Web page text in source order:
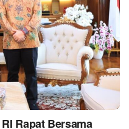
Rapat Bersama